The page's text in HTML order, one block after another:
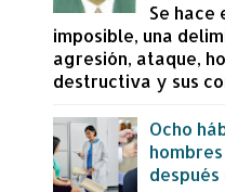
Se hace
imposible, una
agresión, ataque,
destructiva y sus
Ocho